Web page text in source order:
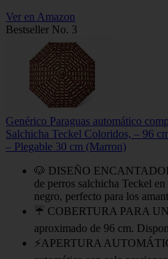
Ver en Amazon
Bestseller No. 3
Genérico Paraguas automático
Salchicha Teckel Coloridos, – 96
– Plegable 30 cm (Marron)
🐶 DISEÑO
de perros salchicha Teckel
negro, perfecto para los
☔ COBERTURA PARA
aproximado de 96 cm.
⚡APERTURA